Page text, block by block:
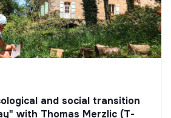
and social transition
with Thomas Merzlic (T-